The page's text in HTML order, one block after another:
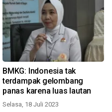
BMKG: Indonesia tak
terdampak gelombang
panas karena luas lautan
Selasa, 18 Juli 2023